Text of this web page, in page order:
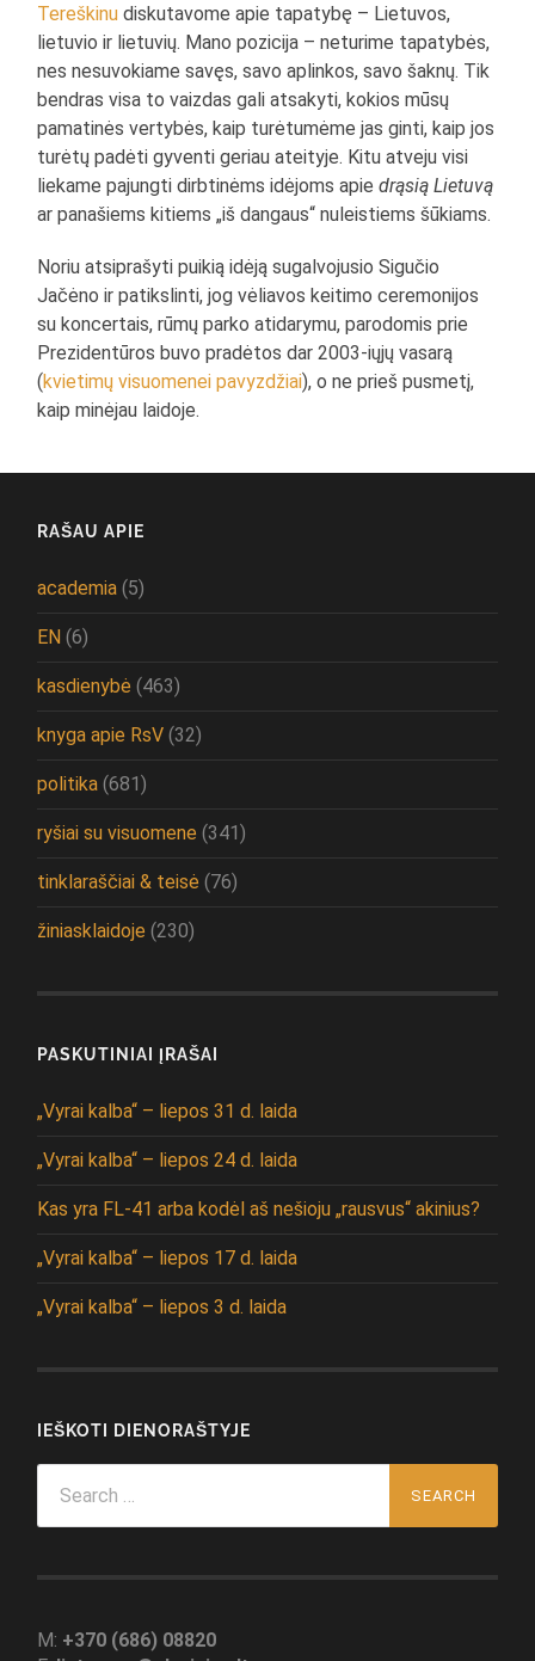
Tereškinu diskutavome apie tapatybę – Lietuvos,
lietuvio ir lietuvių. Mano pozicija – neturime tapatybės,
nes nesuvokiame savęs, savo aplinkos, savo šaknų. Tik
bendras visa to vaizdas gali atsakyti, kokios mūsų
pamatinės vertybės, kaip turėtumėme jas ginti, kaip jos
turėtų padėti gyventi geriau ateityje. Kitu atveju visi
liekame pajungti dirbtinėms idėjoms apiedrąsią Lietuvą
ar panašiems kitiems „iš dangaus“ nuleistiems šūkiams.
Noriu atsiprašyti puikią idėją sugalvojusio Sigučio
Jačėno ir patikslinti, jog vėliavos keitimo ceremonijos
su koncertais, rūmų parko atidarymu, parodomis prie
Prezidentūros buvo pradėtos dar 2003-iųjų vasarą
(kvietimų visuomenei pavyzdžiai), o ne prieš pusmetį,
kaip minėjau laidoje.
RAŠAU APIE
academia (5)
EN (6)
kasdienybė (463)
knyga apie RsV (32)
politika (681)
ryšiai su visuomene (341)
tinklaraščiai & teisė (76)
žiniasklaidoje (230)
PASKUTINIAI ĮRAŠAI
„Vyrai kalba“ – liepos 31 d. laida
„Vyrai kalba“ – liepos 24 d. laida
Kas yra FL-41 arba kodėl aš nešioju „rausvus“ akinius?
„Vyrai kalba“ – liepos 17 d. laida
„Vyrai kalba“ – liepos 3 d. laida
IEŠKOTI DIENORAŠTYJE
for:
M: +370 (686) 08820